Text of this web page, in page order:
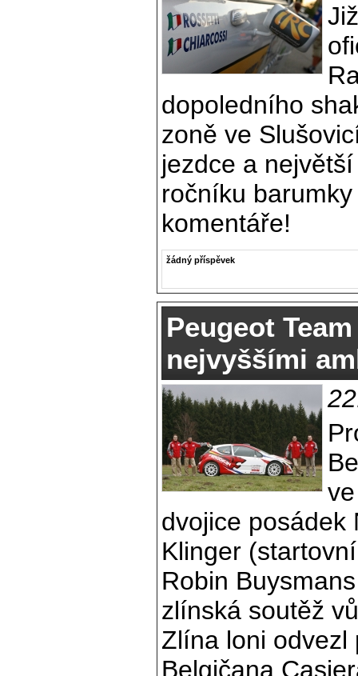
dopoledního
zoně ve
jezdce a
ročníku
komentáře!
žádný příspěvek
Peugeot
nejvyššími
dvojice posádek
Klinger
Robin
zlínská soutěž
Zlína loni odvezl
Belgičana